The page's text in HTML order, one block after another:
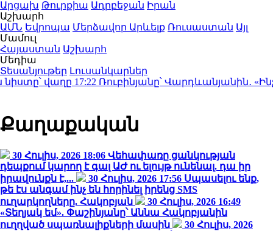
Արցախ Թուրքիա Ադրբեջան Իրան
Աշխարհ
ԱՄՆ Եվրոպա Մերձավոր Արևելք Ռուսաստան Այլ
Մամուլ
Հայաստան Աշխարհ
Մեդիա
Տեսանյութեր Լուսանկարներ
վաղը17:22 Ռուբինյանը՝ Վարդևանյանին․
Քաղաքական
30 Հուլիս, 2026 18:06 Վեհափառը ցանկության
դեպքում կարող է գալ ԱԺ ու ելույթ ունենալ. դա իր
իրավունքն է,...
30 Հուլիս, 2026 17:56 Սպասելու ենք,
թե էս անգամ ինչ են հորինել իրենց SMS
ուղարկողները. Հակոբյան
30 Հուլիս, 2026 16:49
«Տեղյակ եմ». Փաշինյանը՝ Աննա Հակոբյանին
ուղղված սպառնալիքների մասին
30 Հուլիս, 2026